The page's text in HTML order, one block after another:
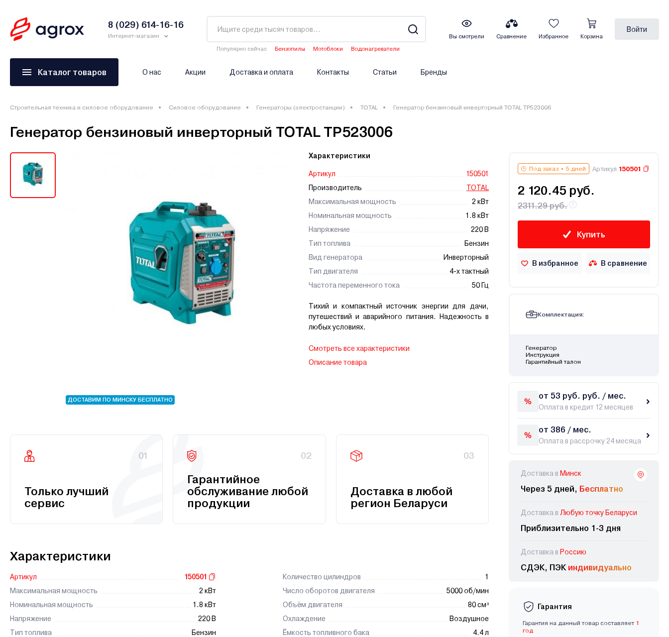
8 (029) 614-16-16
Интернет-магазин
Популярно сейчас Бензопилы Мотоблоки
Водонагреватели
Вы смотрели Сравнение Избранное Корзина
Войти
Каталог товаров О нас Акции Доставка и оплата Контакты Статьи Бренды
Строительная техника и силовое оборудование Силовое оборудование Генераторы (электростанции) TOTAL Генератор бензиновый инверторный TOTAL TP523006
Генератор бензиновый инверторный TOTAL TP523006
ДОСТАВИМ ПО МИНСКУ БЕСПЛАТНО
Характеристики
Артикул
150501
Производитель
TOTAL
Максимальная мощность
2 кВт
Номинальная мощность
1.8 кВт
Напряжение
220 В
Тип топлива
Бензин
Вид генератора
Инверторный
Тип двигателя
4-х тактный
Частота переменного тока
50 Гц
Тихий и компактный источник энергии для дачи,
путешествий и аварийного питания. Надежность в
любых условиях.
Смотреть все характеристики
Описание товара
01
Только лучший
сервис
02
Гарантийное
обслуживание любой
продукции
03
Доставка в любой
регион Беларуси
Характеристики
Артикул
150501
Максимальная мощность
2 кВт
Номинальная мощность
1.8 кВт
Напряжение
220 В
Тип топлива
Бензин
Количество цилиндров
1
Число оборотов двигателя
5000 об/мин
Объём двигателя
80 см³
Охлаждение
Воздушное
Ёмкость топливного бака
4.4 л
Под заказ 5 дней Артикул 150501
2 120.45 руб.
2311.29 руб.
Купить
В избранное В сравнение
Комплектация:
Генератор
Инструкция
Гарантийный талон
от 53 руб. руб. / мес.
Оплата в кредит 12 месяцев
от 386 / мес.
Оплата в рассрочку 24 месяца
Доставка в Минск
Через 5 дней, Бесплатно
Доставка в Любую точку Беларуси
Приблизительно 1-3 дня
Доставка в Россию
СДЭК, ПЭК индивидуально
Гарантия
Гарантия на данный товар составляет 1
год